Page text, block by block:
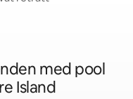
med pool
Island